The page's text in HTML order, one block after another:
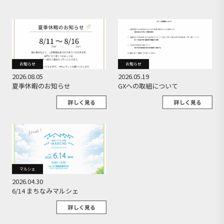
お知らせ
2026.08.05
夏季休暇のお知らせ
詳しく見る
お知らせ
2026.05.19
GXへの取組について
詳しく見る
マルシェ
2026.04.30
6/14 まちなみマルシェ
詳しく見る